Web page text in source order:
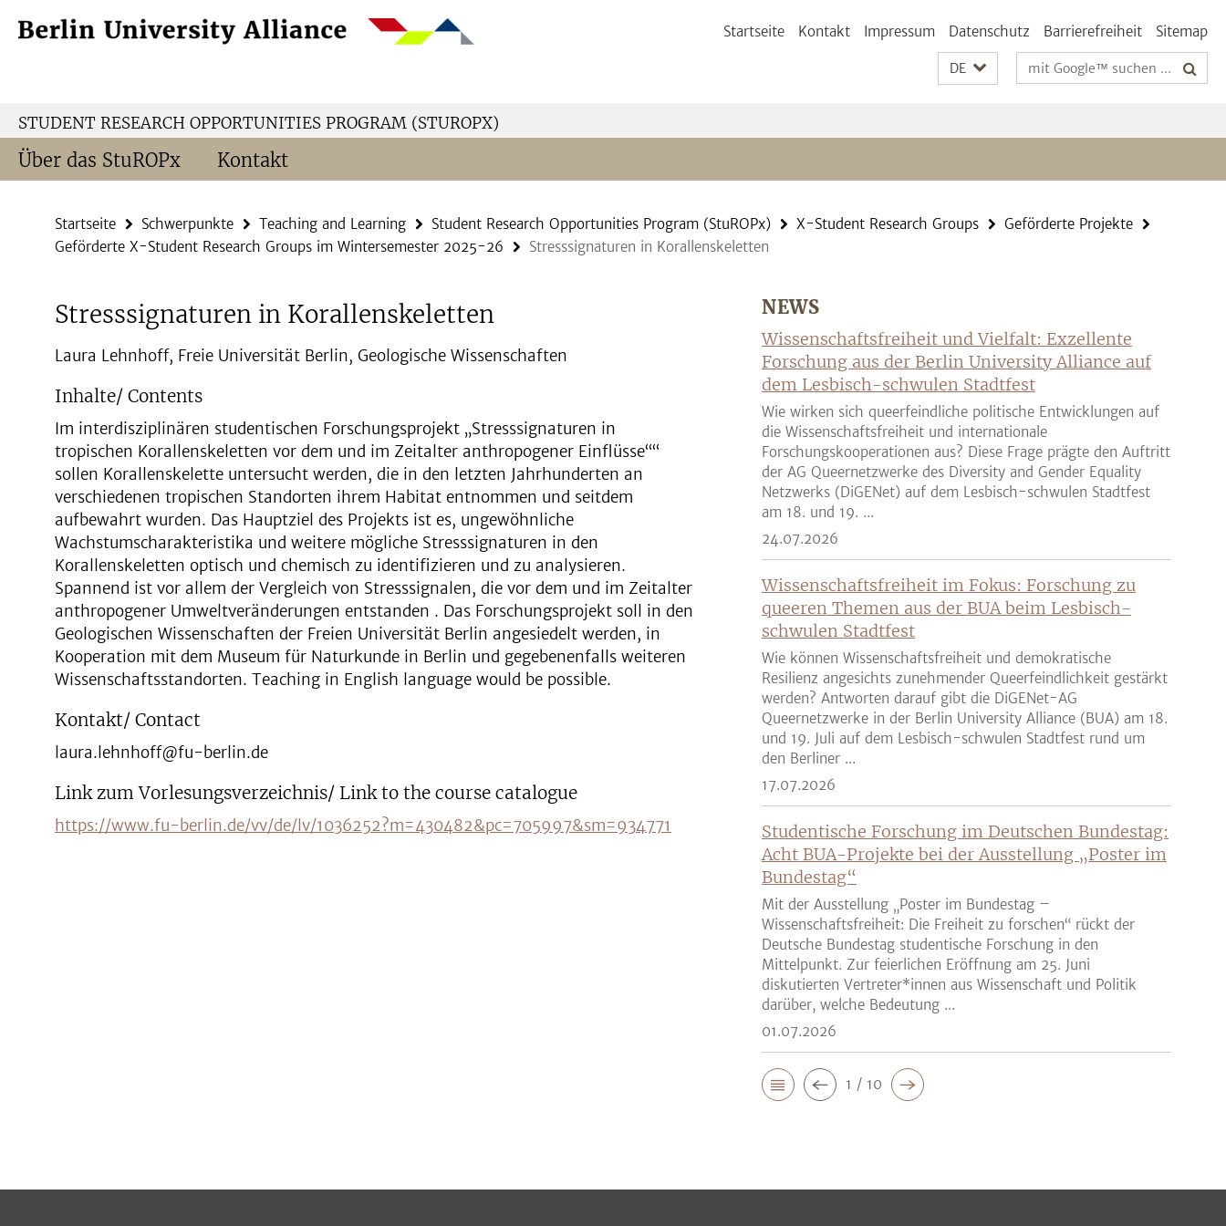
direkt
Service-
Startseite Kontakt Impressum Datenschutz Barrierefreiheit Sitemap
DE Suchbegriffe
STUDENT RESEARCH OPPORTUNITIES PROGRAM (STUROPX)
Über das StuROPx Kontakt
Startseite Schwerpunkte Teaching and Learning Student Research Opportunities Program (StuROPx) X-Student Research Groups
Geförderte Projekte
Geförderte X-Student Research Groups im Wintersemester 2025-26
Stresssignaturen in Korallenskeletten
Stresssignaturen in Korallenskeletten
Laura Lehnhoff, Freie Universität Berlin, Geologische Wissenschaften
Inhalte/ Contents
Im interdisziplinären studentischen Forschungsprojekt „Stresssignaturen in
tropischen Korallenskeletten vor dem und im Zeitalter anthropogener Einflüsse““
sollen Korallenskelette untersucht werden, die in den letzten Jahrhunderten an
verschiedenen tropischen Standorten ihrem Habitat entnommen und seitdem
aufbewahrt wurden. Das Hauptziel des Projekts ist es, ungewöhnliche
Wachstumscharakteristika und weitere mögliche Stresssignaturen in den
Korallenskeletten optisch und chemisch zu identifizieren und zu analysieren.
Spannend ist vor allem der Vergleich von Stresssignalen, die vor dem und im Zeitalter
anthropogener Umweltveränderungen entstanden . Das Forschungsprojekt soll in den
Geologischen Wissenschaften der Freien Universität Berlin angesiedelt werden, in
Kooperation mit dem Museum für Naturkunde in Berlin und gegebenenfalls weiteren
Wissenschaftsstandorten. Teaching in English language would be possible.
Kontakt/ Contact
laura.lehnhoff@fu-berlin.de
Link zum Vorlesungsverzeichnis/ Link to the course catalogue
https://www.fu-berlin.de/vv/de/lv/1036252?m=430482&pc=705997&sm=934771
NEWS
Wissenschaftsfreiheit und Vielfalt: Exzellente
Forschung aus der Berlin University Alliance auf
dem Lesbisch-schwulen Stadtfest
Wie wirken sich queerfeindliche politische Entwicklungen auf
die Wissenschaftsfreiheit und internationale
Forschungskooperationen aus? Diese Frage prägte den Auftritt
der AG Queernetzwerke des Diversity and Gender Equality
Netzwerks (DiGENet) auf dem Lesbisch-schwulen Stadtfest
am 18. und 19. ...
24.07.2026
Wissenschaftsfreiheit im Fokus: Forschung zu
queeren Themen aus der BUA beim Lesbisch-
schwulen Stadtfest
Wie können Wissenschaftsfreiheit und demokratische
Resilienz angesichts zunehmender Queerfeindlichkeit gestärkt
werden? Antworten darauf gibt die DiGENet-AG
Queernetzwerke in der Berlin University Alliance (BUA) am 18.
und 19. Juli auf dem Lesbisch-schwulen Stadtfest rund um
den Berliner ...
17.07.2026
Studentische Forschung im Deutschen Bundestag:
Acht BUA-Projekte bei der Ausstellung „Poster im
Bundestag“
Mit der Ausstellung „Poster im Bundestag –
Wissenschaftsfreiheit: Die Freiheit zu forschen“ rückt der
Deutsche Bundestag studentische Forschung in den
Mittelpunkt. Zur feierlichen Eröffnung am 25. Juni
diskutierten Vertreter*innen aus Wissenschaft und Politik
darüber, welche Bedeutung ...
01.07.2026
1 / 10